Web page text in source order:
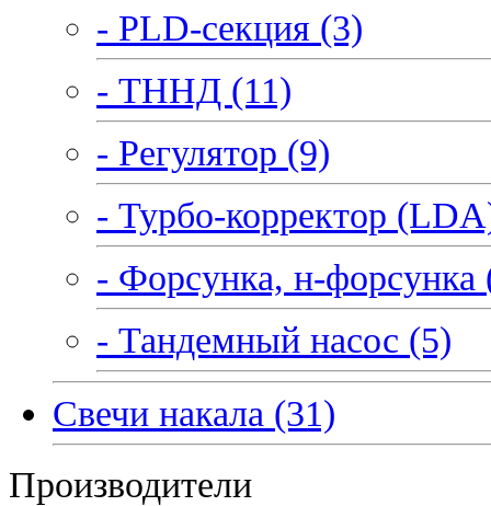
- PLD-секция (3)
- ТННД (11)
- Регулятор (9)
- Турбо-корректор
- Форсунка, н-форсунка
- Тандемный насос (5)
Свечи накала (31)
Производители